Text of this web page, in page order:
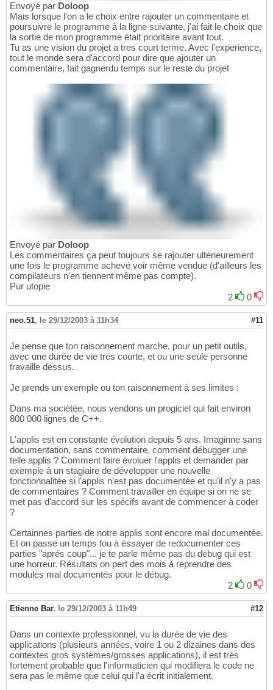
Envoyé par Doloop
Mais lorsque l'on a le choix entre rajouter un commentaire et
poursuivre le programme à la ligne suivante, j'ai fait le choix que
la sortie de mon programme était prioritaire avant tout.
Tu as une vision du projet a tres court terme. Avec l'experience,
tout le monde sera d'accord pour dire que ajouter un
commentaire, fait gagnerdu temps sur le reste du projet
Envoyé par Doloop
Les commentaires ça peut toujours se rajouter ultérieurement
une fois le programme achevé voir même vendue (d'ailleurs les
compilateurs n'en tiennent même pas compte).
Pur utopie
2
0
neo.51, le 29/12/2003 à 11h34 #11
Je pense que ton raisonnement marche, pour un petit outils,
avec une durée de vie trés courte, et ou une seule personne
travaille dessus.
Je prends un exemple ou ton raisonnement à ses limites :
Dans ma sociètèe, nous vendons un progiciel qui fait environ
800 000 lignes de C++.
L'applis est en constante évolution depuis 5 ans. Imaginne sans
documentation, sans commentaire, comment débugger une
telle applis ? Comment faire évoluer l'applis et demander par
exemple à un stagiaire de développer une nouvelle
fonctionnalitée si l'applis n'est pas documentée et qu'il n'y a pas
de commentaires ? Comment travailler en équipe si on ne se
met pas d'accord sur les spécifs avant de commencer à coder
?
Certainnes parties de notre applis sont encore mal documentée.
Et on passe un temps fou à éssayer de redocumenter ces
parties "aprés coup"... je te parle même pas du debug qui est
une horreur. Résultats on pert des mois à reprendre des
modules mal documentés pour le débug.
2
0
Etienne Bar, le 29/12/2003 à 11h49 #12
Dans un contexte professionnel, vu la durée de vie des
applications (plusieurs années, voire 1 ou 2 dizaines dans des
contextes gros systèmes/grosses applications), il est très
fortement probable que l'informaticien qui modifiera le code ne
sera pas le même que celui qui l'a écrit initialement.